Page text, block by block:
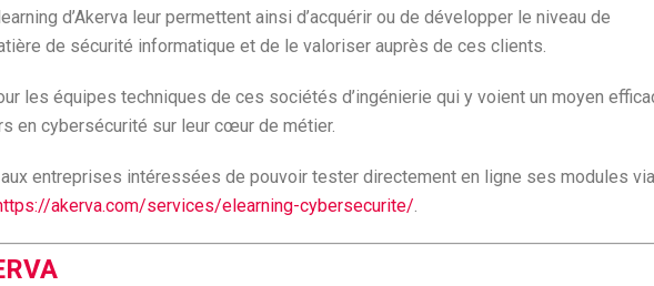
d’Akerva leur permettent ainsi d’acquérir ou de développer le niveau de
de sécurité informatique et de le valoriser auprès de ces clients.
les équipes techniques de ces sociétés d’ingénierie qui y voient un moyen
en cybersécurité sur leur cœur de métier.
entreprises intéressées de pouvoir tester directement en ligne ses modules via
akerva.com/services/elearning-cybersecurite/.